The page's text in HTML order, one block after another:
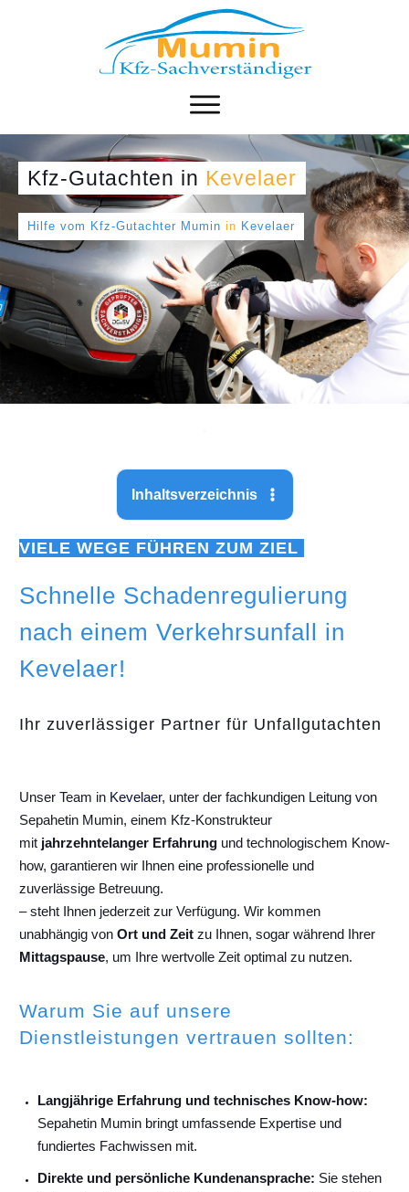
Kfz-Gutachten in Kevelaer
Hilfe vom Kfz-Gutachter Mumin in Kevelaer
Inhaltsverzeichnis
VIELE WEGE FÜHREN ZUM ZIEL
Schnelle Schadenregulierung
nach einem Verkehrsunfall in
Kevelaer!
Ihr zuverlässiger Partner für Unfallgutachten
Unser Team in Kevelaer, unter der fachkundigen Leitung von
Sepahetin Mumin, einem Kfz-Konstrukteur
mit jahrzehntelanger Erfahrung und technologischem Know-
how, garantieren wir Ihnen eine professionelle und
zuverlässige Betreuung.
– steht Ihnen jederzeit zur Verfügung. Wir kommen
unabhängig von Ort und Zeit zu Ihnen, sogar während Ihrer
Mittagspause, um Ihre wertvolle Zeit optimal zu nutzen.
Warum Sie auf unsere
Dienstleistungen vertrauen sollten:
Langjährige Erfahrung und technisches Know-how:
Sepahetin Mumin bringt umfassende Expertise und
fundiertes Fachwissen mit.
Direkte und persönliche Kundenansprache: Sie stehen